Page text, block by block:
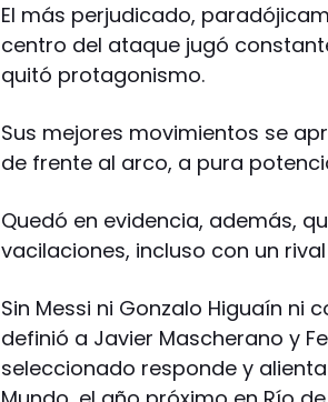
El más perjudicado,
centro del ataque jugó
quitó protagonismo.
Sus mejores movimientos se
de frente al arco, a pura
Quedó en evidencia, además,
vacilaciones, incluso con un
Sin Messi ni Gonzalo Higuaín ni
definió a Javier Mascherano y
seleccionado responde y